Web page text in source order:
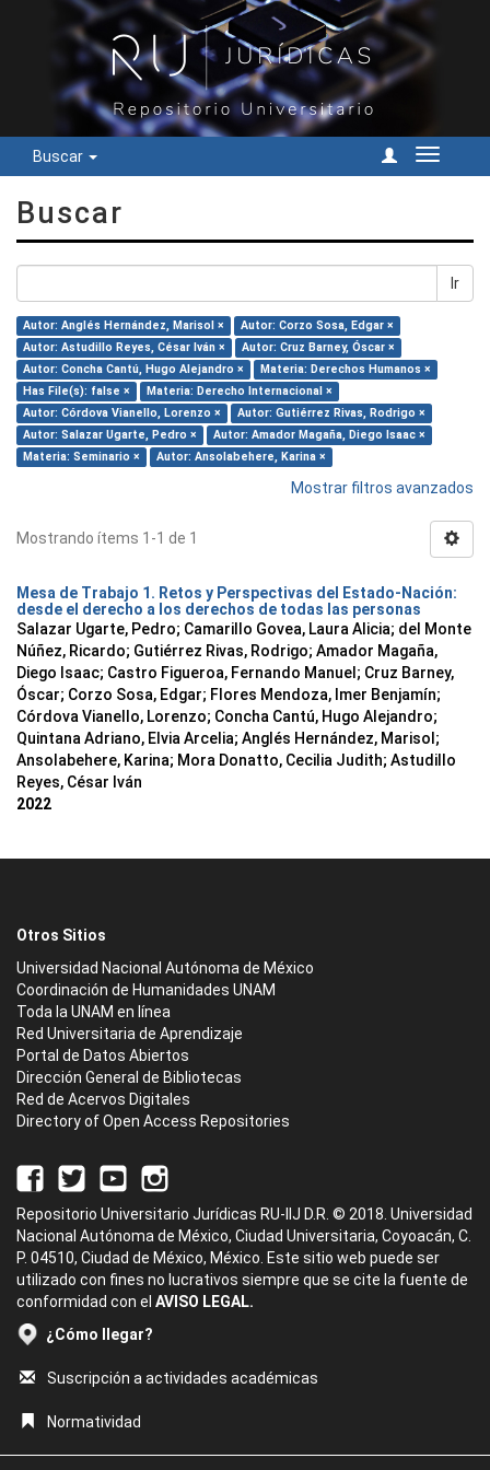
Buscar
Cambiar
Buscar
Ir
Autor: Anglés Hernández, Marisol ×
Autor: Corzo Sosa, Edgar ×
Autor: Astudillo Reyes, César Iván ×
Autor: Cruz Barney, Óscar ×
Autor: Concha Cantú, Hugo Alejandro ×
Materia: Derechos Humanos ×
Has File(s): false ×
Materia: Derecho Internacional ×
Autor: Córdova Vianello, Lorenzo ×
Autor: Gutiérrez Rivas, Rodrigo ×
Autor: Salazar Ugarte, Pedro ×
Autor: Amador Magaña, Diego Isaac ×
Materia: Seminario ×
Autor: Ansolabehere, Karina ×
Mostrar filtros avanzados
Mostrando ítems 1-1 de 1
Mesa de Trabajo 1. Retos y Perspectivas del Estado-Nación:
desde el derecho a los derechos de todas las personas
Salazar Ugarte, Pedro; Camarillo Govea, Laura Alicia; del Monte
Núñez, Ricardo; Gutiérrez Rivas, Rodrigo; Amador Magaña,
Diego Isaac; Castro Figueroa, Fernando Manuel ; Cruz Barney,
Óscar; Corzo Sosa, Edgar; Flores Mendoza, Imer Benjamín;
Córdova Vianello, Lorenzo; Concha Cantú, Hugo Alejandro;
Quintana Adriano, Elvia Arcelia; Anglés Hernández, Marisol ;
Ansolabehere, Karina; Mora Donatto, Cecilia Judith; Astudillo
Reyes, César Iván
2022
Otros Sitios
Universidad Nacional Autónoma de México
Coordinación de Humanidades UNAM
Toda la UNAM en línea
Red Universitaria de Aprendizaje
Portal de Datos Abiertos
Dirección General de Bibliotecas
Red de Acervos Digitales
Directory of Open Access Repositories
Repositorio Universitario Jurídicas RU-IIJ D.R. © 2018. Universidad
Nacional Autónoma de México, Ciudad Universitaria, Coyoacán, C.
P. 04510, Ciudad de México, México. Este sitio web puede ser
utilizado con fines no lucrativos siempre que se cite la fuente de
conformidad con el AVISO LEGAL.
¿Cómo llegar?
Suscripción a actividades académicas
Normatividad